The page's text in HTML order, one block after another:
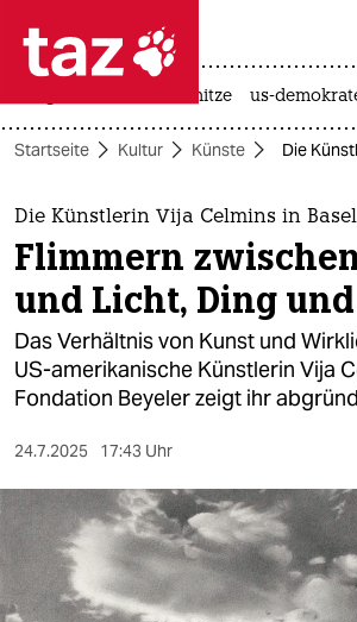
 taz zahl ich
taz zahl ich
themen
politik
öko
gesellschaft
sport
berlin
nord
hitze us-
Startseite Kultur Künste Die
Die Künstlerin Vija Celmins in Basel
Flimmern
und Licht, Ding
Das Verhältnis von Kunst und
US-amerikanische Künstlerin Vija
Fondation Beyeler zeigt ihr
24.7.2025 17:43 Uhr